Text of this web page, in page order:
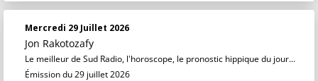
Mercredi 29 Juillet 2026
Jon Rakotozafy
Le meilleur de Sud Radio, l'horoscope, le pronostic hippique du jour...
Émission du 29 juillet 2026